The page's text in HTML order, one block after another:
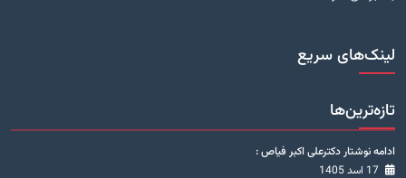
لینک‌های سریع
تازه‌ترین‌ها
ادامه نوشتار دکترعلی اکبر فیاص :